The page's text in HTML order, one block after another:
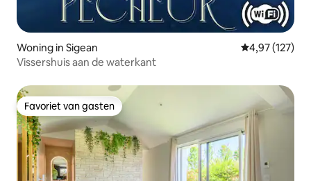
Woning in Sigean Gemiddelde
4,97 (127)
Vissershuis aan de waterkant
Favoriet van gasten
Favoriet van gasten